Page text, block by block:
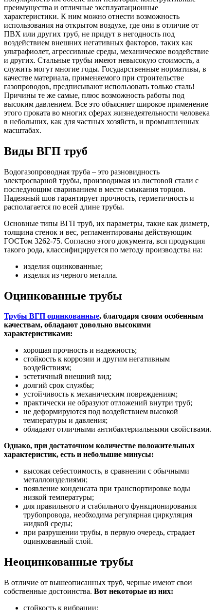
преимущества и отличные эксплуатационные
характеристики. К ним можно отнести возможность
использования на открытом воздухе, где они в отличие от
ПВХ или других труб, не придут в негодность под
воздействием внешних негативных факторов, таких как
ультрафиолет, агрессивные среды, механическое воздействие
и других. Стальные трубы имеют невысокую стоимость, а
служить могут многие годы. Государственные нормативы, в
качестве материала, применяемого при строительстве
газопроводов, предписывают использовать только сталь!
Причины те же самые, плюс возможность работы под
высоким давлением. Все это объясняет широкое применение
этого проката во многих сферах жизнедеятельности человека
в небольших, как для частных хозяйств, и промышленных
масштабах.
Виды ВГП труб
Водогазопроводная труба – это разновидность
электросварной трубы, производимая из листовой стали с
последующим свариванием в месте смыкания торцов.
Надежный шов гарантирует прочность, герметичность и
располагается по всей длине трубы.
Основные типы ВГП труб, их параметры, такие как диаметр,
толщина стенок и вес, регламентированы действующим
ГОСТом 3262-75. Согласно этого документа, вся продукция
такого рода, классифицируется по методу производства на:
изделия оцинкованные;
изделия из черного металла.
Оцинкованные трубы
Трубы ВГП оцинкованные, благодаря своим особенным
качествам, обладают довольно высокими
характеристиками:
хорошая прочность и надежность;
стойкость к коррозии и другим негативным
воздействиям;
эстетичный внешний вид;
долгий срок службы;
устойчивость к механическим повреждениям;
практически не образуют отложений внутри труб;
не деформируются под воздействием высокой
температуры и давления;
обладают отличными антибактериальными свойствами.
Однако, при достаточном количестве положительных
характеристик, есть и небольшие минусы:
высокая себестоимость, в сравнении с обычными
металлоизделиями;
появление конденсата при транспортировке воды
низкой температуры;
для правильного и стабильного функционирования
трубопровода, необходима регулярная циркуляция
жидкой среды;
при разрушении трубы, в первую очередь, страдает
оцинкованный слой.
Неоцинкованные трубы
В отличие от вышеописанных труб, черные имеют свои
собственные достоинства. Вот некоторые из них:
стойкость к вибрации;